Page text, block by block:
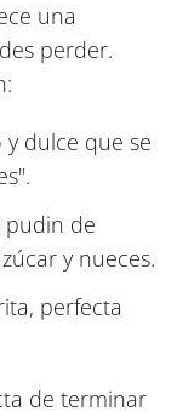
una
perder.
dulce que se
pudin de
y nueces.
perfecta
de terminar